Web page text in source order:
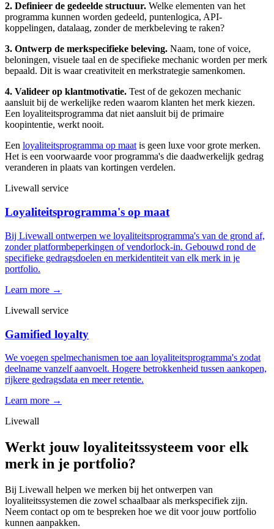
2. Definieer de gedeelde structuur. Welke elementen van het
programma kunnen worden gedeeld, puntenlogica, API-
koppelingen, datalaag, zonder de merkbeleving te raken?
3. Ontwerp de merkspecifieke beleving. Naam, tone of voice,
beloningen, visuele taal en de specifieke mechanic worden per merk
bepaald. Dit is waar creativiteit en merkstrategie samenkomen.
4. Valideer op klantmotivatie. Test of de gekozen mechanic
aansluit bij de werkelijke reden waarom klanten het merk kiezen.
Een loyaliteitsprogramma dat niet aansluit bij de primaire
koopintentie, werkt nooit.
Een loyaliteitsprogramma op maat is geen luxe voor grote merken.
Het is een voorwaarde voor programma's die daadwerkelijk gedrag
veranderen in plaats van kortingen verdelen.
Livewall service
Loyaliteitsprogramma's op maat
Bij Livewall ontwerpen we loyaliteitsprogramma's van de grond af,
zonder platformbeperkingen of vendorlock-in. Gebouwd rond de
specifieke gedragsdoelen en merkidentiteit van elk merk in je
portfolio.
Learn more →
Livewall service
Gamified loyalty
We voegen spelmechanismen toe aan loyaliteitsprogramma's zodat
deelname vanzelf aanvoelt. Hogere betrokkenheid tussen aankopen,
rijkere gedragsdata en meer retentie.
Learn more →
Livewall
Werkt jouw loyaliteitssysteem voor elk
merk in je portfolio?
Bij Livewall helpen we merken bij het ontwerpen van
loyaliteitssystemen die zowel schaalbaar als merkspecifiek zijn.
Neem contact op om te bespreken hoe we dit voor jouw portfolio
kunnen aanpakken.